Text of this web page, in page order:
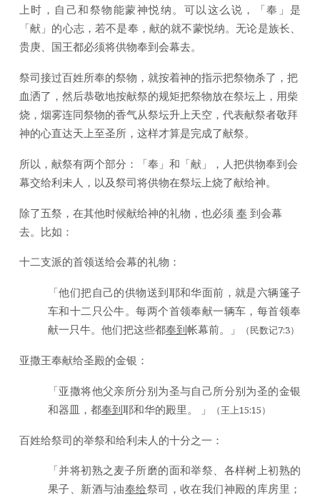
上时，自己和祭物能蒙神悦纳。可以这么说，「奉」是
「献」的心志，若不是奉，献的就不蒙悦纳。无论是族长、
贵庚、国王都必须将供物奉到会幕去。
祭司接过百姓所奉的祭物，就按着神的指示把祭物杀了，把
血洒了，然后恭敬地按献祭的规矩把祭物放在祭坛上，用柴
烧，烟雾连同祭物的香气从祭坛升上天空，代表献祭者敬拜
神的心直达天上至圣所，这样才算是完成了献祭。
所以，献祭有两个部分：「奉」和「献」，人把供物奉到会
幕交给利未人，以及祭司将供物在祭坛上烧了献给神。
除了五祭，在其他时候献给神的礼物，也必须 奉 到会幕
去。比如：
十二支派的首领送给会幕的礼物：
「他们把自己的供物送到耶和华面前，就是六辆篷子
车和十二只公牛。每两个首领奉献一辆车，每首领奉
献一只牛。他们把这些都奉到帐幕前。」 （民数记7:3）
亚撒王奉献给圣殿的金银：
「亚撒将他父亲所分别为圣与自己所分别为圣的金银
和器皿，都奉到耶和华的殿里。 」 （王上15:15）
百姓给祭司的举祭和给利未人的十分之一：
「并将初熟之麦子所磨的面和举祭、各样树上初熟的
果子、新酒与油奉给祭司，收在我们神殿的库房里；